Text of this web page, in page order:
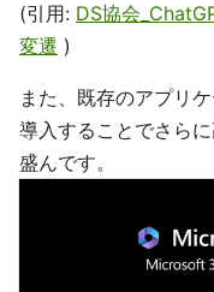
(引用: DS協会
変遷 )
また、既存のアプリ
導入することでさら
盛んです。